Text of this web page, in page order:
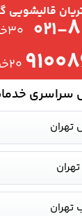
قالیشویی
۰۲۱- ۳۰خط
۲۰خط
تهران
تهران